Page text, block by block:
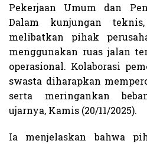
Pekerjaan Umum dan
Dalam kunjungan
melibatkan pihak
menggunakan ruas jalan
operasional. Kolaborasi
swasta diharapkan
serta meringankan
ujarnya, Kamis (20/11/2025).
Ia menjelaskan bahwa